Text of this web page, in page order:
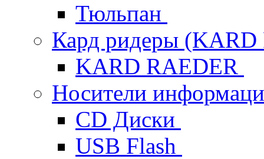
Тюльпан
Кард ридеры
KARD RAEDER
Носители
CD Диски
USB Flash